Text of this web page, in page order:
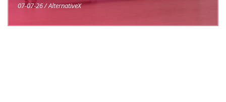
07-07-26 / AlternativeX